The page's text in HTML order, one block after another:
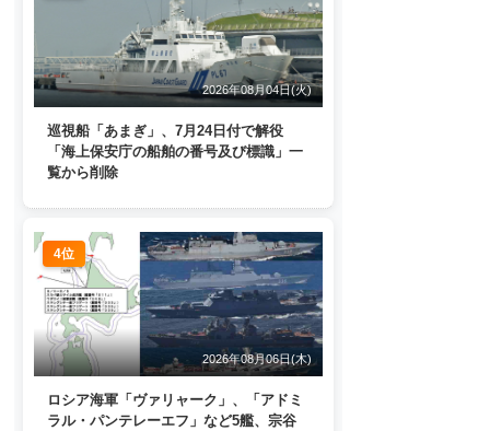
2026年08月04日(火)
巡視船「あまぎ」、7月24日付で解役
「海上保安庁の船舶の番号及び標識」一
覧から削除
4位
2026年08月06日(木)
ロシア海軍「ヴァリャーク」、「アドミ
ラル・パンテレーエフ」など5艦、宗谷